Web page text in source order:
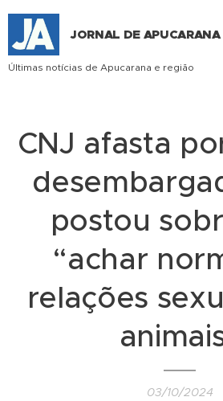
JORNAL DE APUCARANA
Últimas notícias de Apucarana e região
CNJ afasta
postou
“achar
relações
03/10/2024